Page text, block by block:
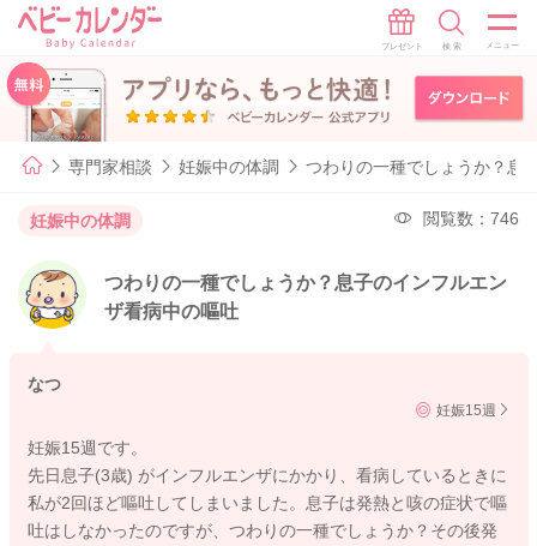
専門家相談 妊娠中の体調 つわりの一種でしょうか？息
妊娠中の体調 閲覧数：746
つわりの一種でしょうか？息子のインフルエン
ザ看病中の嘔吐
なつ
妊娠15週
妊娠15週です。
先日息子(3歳) がインフルエンザにかかり、看病しているときに
私が2回ほど嘔吐してしまいました。息子は発熱と咳の症状で嘔
吐はしなかったのですが、つわりの一種でしょうか？その後発